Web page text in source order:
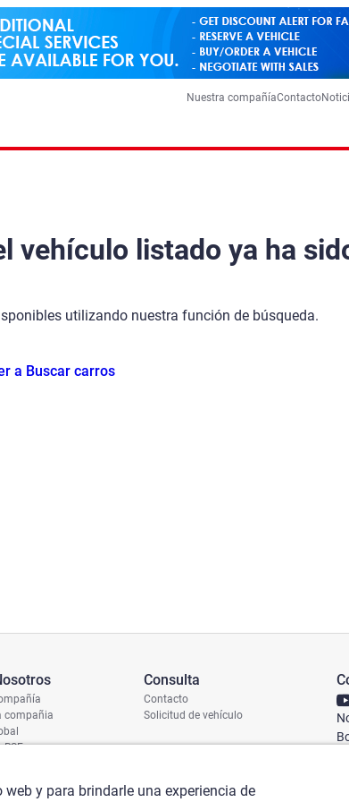
Nuestra compañíaContacto
vehículo listado ya ha
utilizando nuestra función de búsqueda.
a Buscar carros
compañia
Consulta
Contacto
Solicitud de vehículo
y para brindarle una experiencia de